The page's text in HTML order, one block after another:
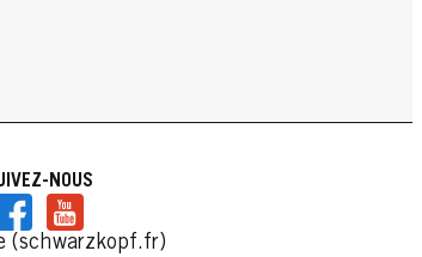
NOUS
(schwarzkopf.fr)